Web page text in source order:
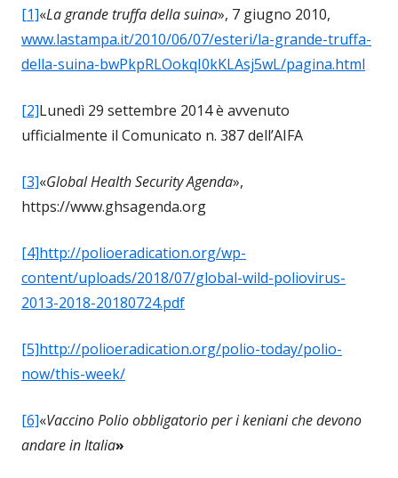
[1]«La grande truffa della suina», 7 giugno 2010,
www.lastampa.it/2010/06/07/esteri/la-grande-truffa-
della-suina-bwPkpRLOokqI0kKLAsj5wL/pagina.html
[2]Lunedì 29 settembre 2014 è avvenuto
ufficialmente il Comunicato n. 387 dell’AIFA
[3]«Global Health Security Agenda»,
https://www.ghsagenda.org
[4]http://polioeradication.org/wp-
content/uploads/2018/07/global-wild-poliovirus-
2013-2018-20180724.pdf
[5]http://polioeradication.org/polio-today/polio-
now/this-week/
[6]«Vaccino Polio obbligatorio per i keniani che devono
andare in Italia»